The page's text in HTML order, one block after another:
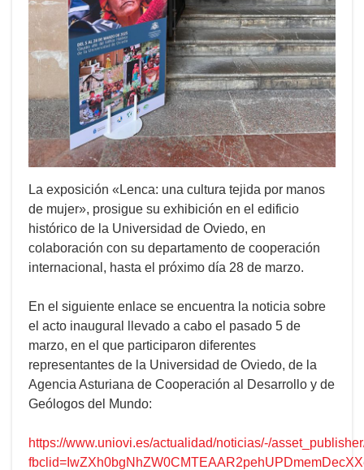
La exposición «Lenca: una cultura tejida por manos
de mujer», prosigue su exhibición en el edificio
histórico de la Universidad de Oviedo, en
colaboración con su departamento de cooperación
internacional, hasta el próximo día 28 de marzo.
En el siguiente enlace se encuentra la noticia sobre
el acto inaugural llevado a cabo el pasado 5 de
marzo, en el que participaron diferentes
representantes de la Universidad de Oviedo, de la
Agencia Asturiana de Cooperación al Desarrollo y de
Geólogos del Mundo:
https://www.uniovi.es/actualidad/noticias/-/